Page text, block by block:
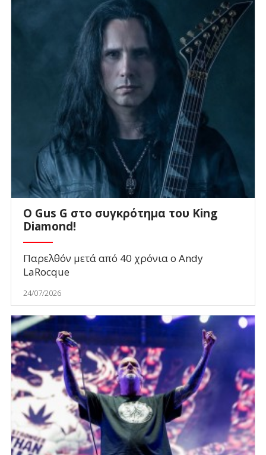
O Gus G στο συγκρότημα του King
Diamond!
Παρελθόν μετά από 40 χρόνια ο Andy
LaRocque
24/07/2026